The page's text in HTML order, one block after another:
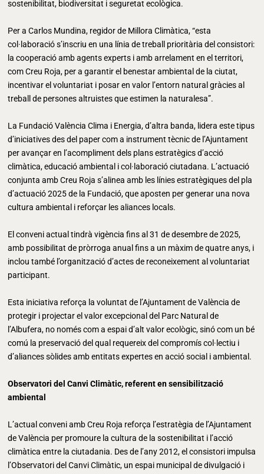
sostenibilitat, biodiversitat i seguretat ecològica.
Per a Carlos Mundina, regidor de Millora Climàtica, “esta
col·laboració s’inscriu en una línia de treball prioritària del consistori:
la cooperació amb agents experts i amb arrelament en el territori,
com Creu Roja, per a garantir el benestar ambiental de la ciutat,
incentivar el voluntariat i posar en valor l’entorn natural gràcies al
treball de persones altruistes que estimen la naturalesa”.
La Fundació València Clima i Energia, d’altra banda, lidera este tipus
d’iniciatives des del paper com a instrument tècnic de l’Ajuntament
per avançar en l’acompliment dels plans estratègics d’acció
climàtica, educació ambiental i col·laboració ciutadana. L’actuació
conjunta amb Creu Roja s’alinea amb les línies estratègiques del pla
d’actuació 2025 de la Fundació, que aposten per generar una nova
cultura ambiental i reforçar les aliances locals.
El conveni actual tindrà vigència fins al 31 de desembre de 2025,
amb possibilitat de pròrroga anual fins a un màxim de quatre anys, i
inclou també l’organització d’actes de reconeixement al voluntariat
participant.
Esta iniciativa reforça la voluntat de l’Ajuntament de València de
protegir i projectar el valor excepcional del Parc Natural de
l’Albufera, no només com a espai d’alt valor ecològic, sinó com un bé
comú la preservació del qual requereix del compromís col·lectiu i
d’aliances sòlides amb entitats expertes en acció social i ambiental.
Observatori del Canvi Climàtic, referent en sensibilització
ambiental
L’actual conveni amb Creu Roja reforça l’estratègia de l’Ajuntament
de València per promoure la cultura de la sostenibilitat i l’acció
climàtica entre la ciutadania. Des de l’any 2012, el consistori impulsa
l’Observatori del Canvi Climàtic, un espai municipal de divulgació i